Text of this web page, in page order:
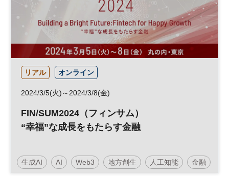
日経オンラインセミナー
リアル オンライン
2024/3/5(火)～2024/3/8(金)
FIN/SUM2024（フィンサム）
“幸福”な成長をもたらす金融
生成AI AI Web3 地方創生 人工知能 金融